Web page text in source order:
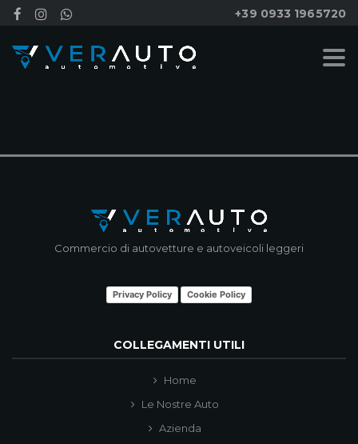
+39 0933 1965720
Commercio di autovetture e autoveicoli leggeri
Privacy Policy Cookie Policy
COLLEGAMENTI UTILI
Home
Le Nostre Auto
Azienda